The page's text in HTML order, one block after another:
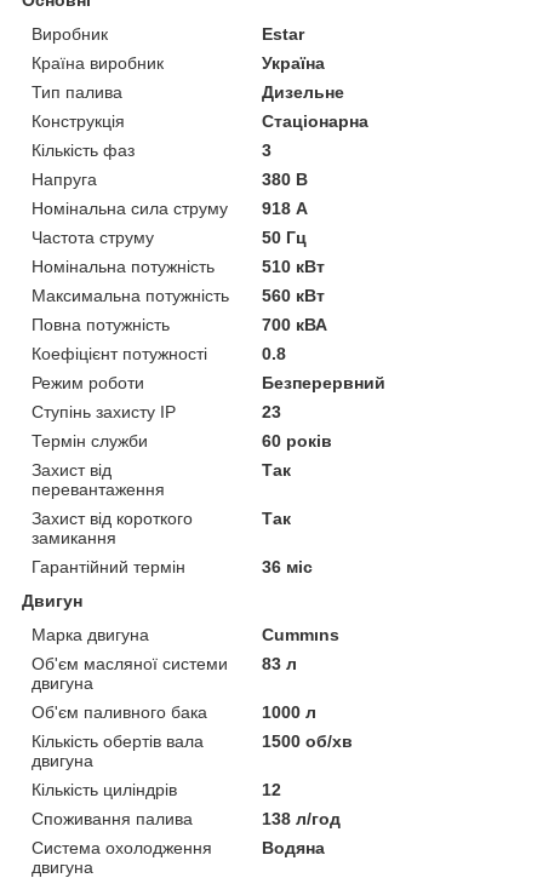
Виробник
Estar
Країна виробник
Україна
Тип палива
Дизельне
Конструкція
Стаціонарна
Кількість фаз
3
Напруга
380 В
Номінальна сила струму
918 А
Частота струму
50 Гц
Номінальна потужність
510 кВт
Максимальна потужність
560 кВт
Повна потужність
700 кВА
Коефіцієнт потужності
0.8
Режим роботи
Безперервний
Ступінь захисту IP
23
Термін служби
60 років
Захист від
перевантаження
Так
Захист від короткого
замикання
Так
Гарантійний термін
36 міс
Двигун
Марка двигуна
Cummıns
Об'єм масляної системи
двигуна
83 л
Об'єм паливного бака
1000 л
Кількість обертів вала
двигуна
1500 об/хв
Кількість циліндрів
12
Споживання палива
138 л/год
Система охолодження
двигуна
Водяна